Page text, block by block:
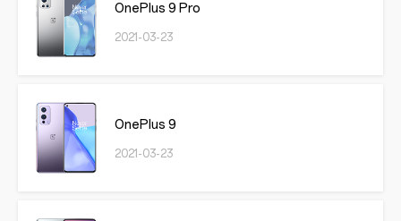
OnePlus 9 Pro
2021-03-23
OnePlus 9
2021-03-23